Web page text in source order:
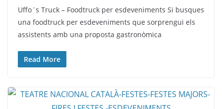
Uffo´s Truck – Foodtruck per esdeveniments Si busques
una foodtruck per esdeveniments que sorprengui els
assistents amb una proposta gastronòmica
Read More